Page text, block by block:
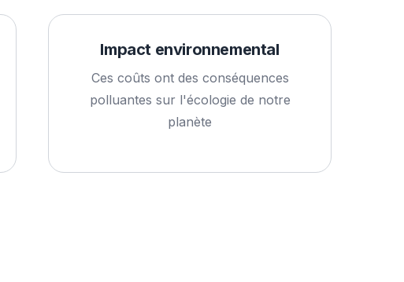
Impact environnemental
Ces coûts ont des conséquences
polluantes sur l'écologie de notre
planète